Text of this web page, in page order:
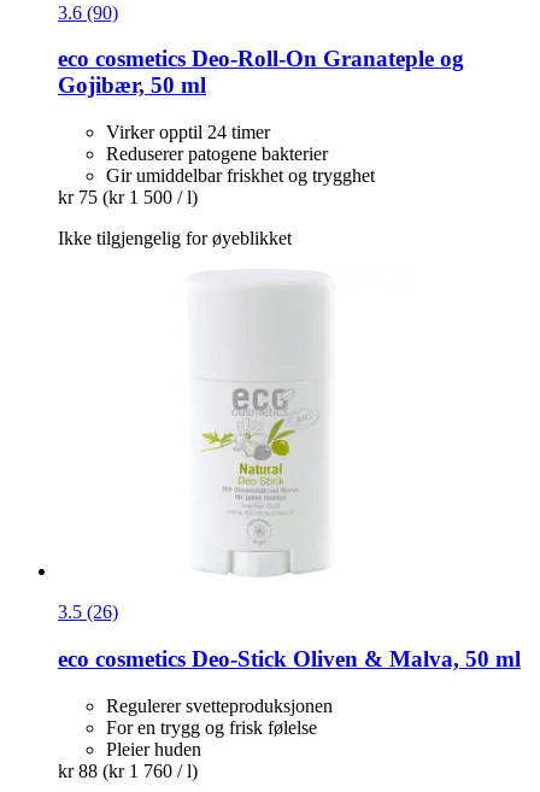
3.6 (90)
eco cosmetics Deo-​Roll-​On Granateple og
Gojibær, 50 ml
Virker opptil 24 timer
Reduserer patogene bakterier
Gir umiddelbar friskhet og trygghet
kr 75 (kr 1 500 / l)
Ikke tilgjengelig for øyeblikket
3.5 (26)
eco cosmetics Deo-​Stick Oliven & Malva, 50 ml
Regulerer svetteproduksjonen
For en trygg og frisk følelse
Pleier huden
kr 88 (kr 1 760 / l)